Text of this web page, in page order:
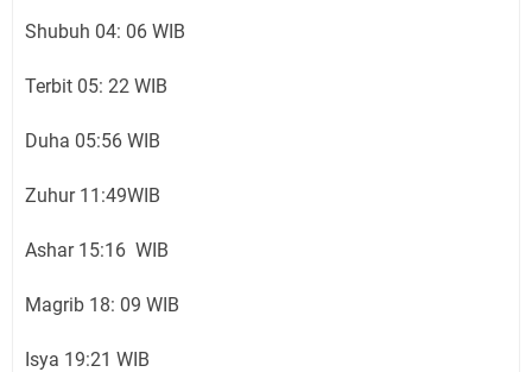
Shubuh 04: 06 WIB
Terbit 05: 22 WIB
Duha 05:56 WIB
Zuhur 11:49WIB
Ashar 15:16 WIB
Magrib 18: 09 WIB
Isya 19:21 WIB